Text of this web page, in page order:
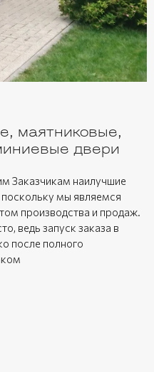
маятниковые,
двери
Заказчикам наилучшие
мы являемся
производства и продаж.
ведь запуск заказа в
после полного